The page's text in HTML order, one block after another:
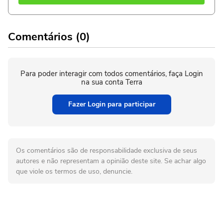
Comentários (0)
Para poder interagir com todos comentários, faça Login
na sua conta Terra
Fazer Login para participar
Os comentários são de responsabilidade exclusiva de seus
autores e não representam a opinião deste site. Se achar algo
que viole os termos de uso, denuncie.